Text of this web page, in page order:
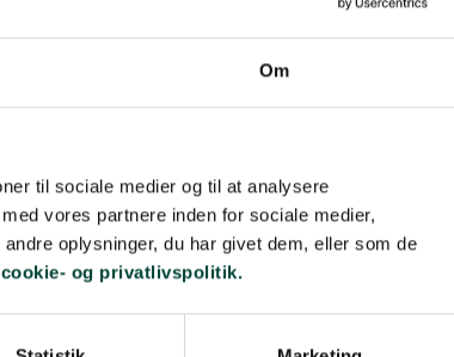
Om
til sociale medier og til at analysere
vores partnere inden for sociale medier,
oplysninger, du har givet dem, eller som de
cookie- og privatlivspolitik.